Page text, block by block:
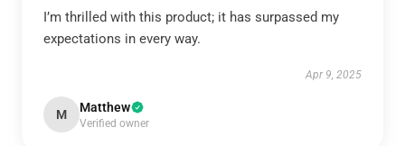
I’m thrilled with this product; it has surpassed my
expectations in every way.
Apr 9, 2025
M Matthew
Verified owner